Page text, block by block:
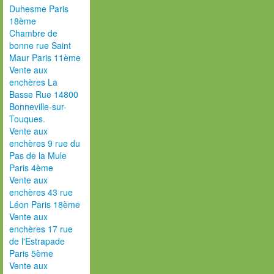
Duhesme Paris
18ème
Chambre de
bonne rue Saint
Maur Paris 11ème
Vente aux
enchères La
Basse Rue 14800
Bonneville-sur-
Touques.
Vente aux
enchères 9 rue du
Pas de la Mule
Paris 4ème
Vente aux
enchères 43 rue
Léon Paris 18ème
Vente aux
enchères 17 rue
de l'Estrapade
Paris 5ème
Vente aux